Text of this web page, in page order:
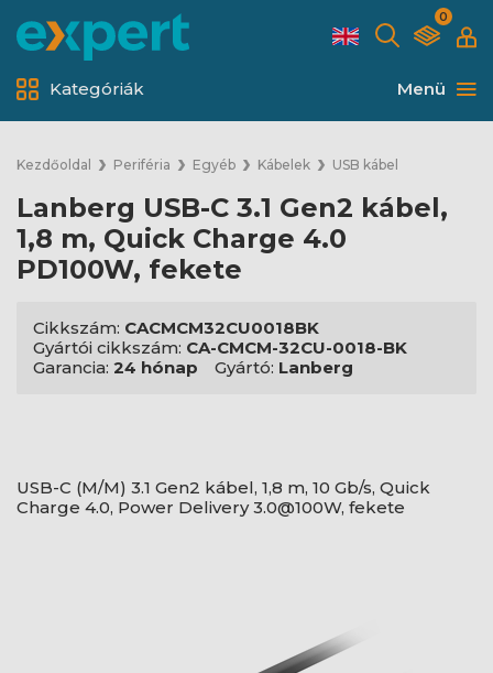
0
Menü
Kategóriák
Kezdőoldal Periféria Egyéb Kábelek USB kábel
Lanberg USB-C 3.1 Gen2 kábel,
1,8 m, Quick Charge 4.0
PD100W, fekete
Cikkszám: CACMCM32CU0018BK
Gyártói cikkszám: CA-CMCM-32CU-0018-BK
Garancia: 24 hónap Gyártó: Lanberg
USB-C (M/M) 3.1 Gen2 kábel, 1,8 m, 10 Gb/s, Quick
Charge 4.0, Power Delivery 3.0@100W, fekete